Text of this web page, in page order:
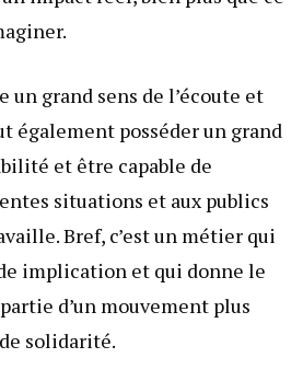
un grand sens de l’écoute et
également posséder un grand
et être capable de
situations et aux publics
Bref, c’est un métier qui
implication et qui donne le
d’un mouvement plus
solidarité.